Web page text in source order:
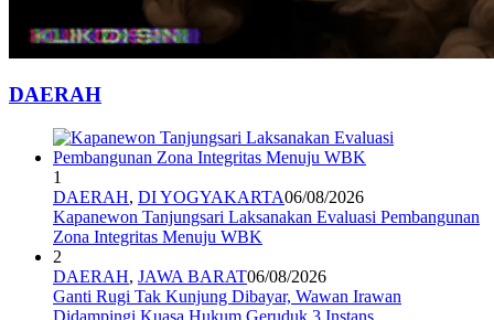
DAERAH
1
DAERAH, DI YOGYAKARTA06/08/2026
Kapanewon Tanjungsari Laksanakan Evaluasi Pembangunan
Zona Integritas Menuju WBK
2
DAERAH, JAWA BARAT06/08/2026
Ganti Rugi Tak Kunjung Dibayar, Wawan Irawan
Didampingi Kuasa Hukum Geruduk 3 Instans…